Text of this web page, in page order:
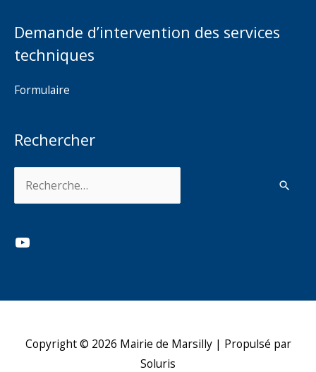
Demande d’intervention des services
techniques
Formulaire
Rechercher
YouTube
Copyright © 2026 Mairie de Marsilly| Propulsé par
Soluris